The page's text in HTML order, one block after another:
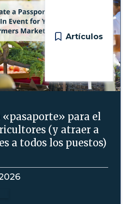
Artículos
«pasaporte» para el
(y atraer a
a todos los puestos)